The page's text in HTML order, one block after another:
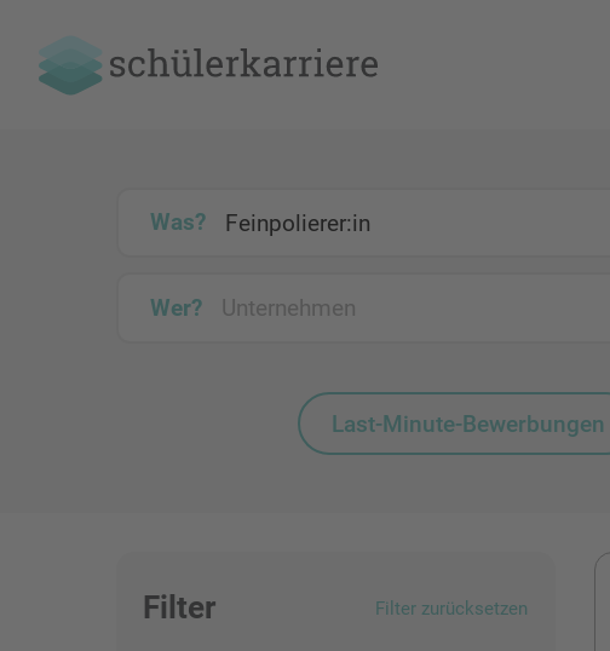
Was?
Wer?
Last-Minute-Bewerbungen
Filter Filter zurücksetzen